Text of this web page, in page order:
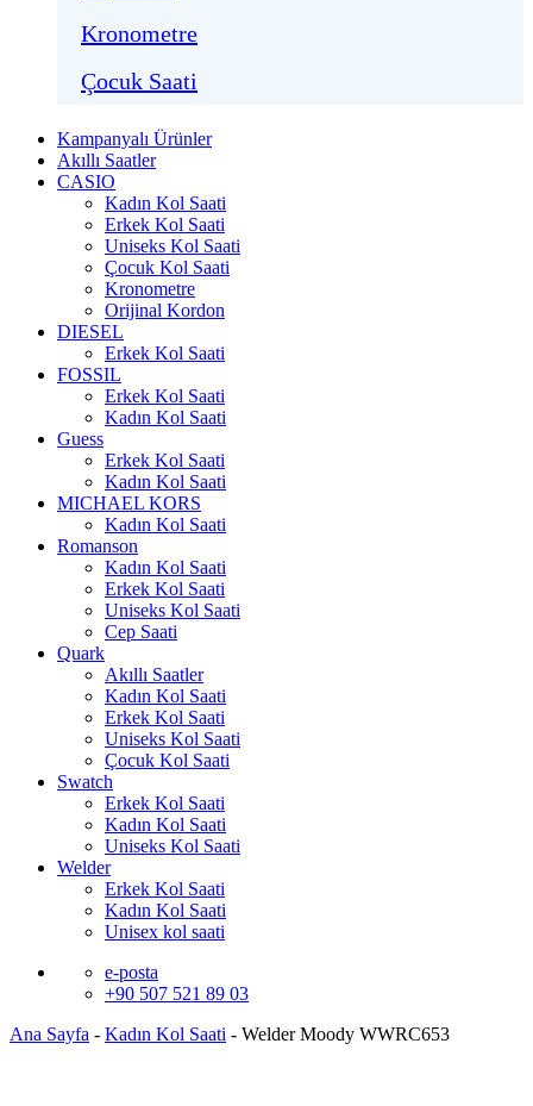
Kronometre
Çocuk Saati
Kampanyalı Ürünler
Akıllı Saatler
CASIO
Kadın Kol Saati
Erkek Kol Saati
Uniseks Kol Saati
Çocuk Kol Saati
Kronometre
Orijinal Kordon
DIESEL
Erkek Kol Saati
FOSSIL
Erkek Kol Saati
Kadın Kol Saati
Guess
Erkek Kol Saati
Kadın Kol Saati
MICHAEL KORS
Kadın Kol Saati
Romanson
Kadın Kol Saati
Erkek Kol Saati
Uniseks Kol Saati
Cep Saati
Quark
Akıllı Saatler
Kadın Kol Saati
Erkek Kol Saati
Uniseks Kol Saati
Çocuk Kol Saati
Swatch
Erkek Kol Saati
Kadın Kol Saati
Uniseks Kol Saati
Welder
Erkek Kol Saati
Kadın Kol Saati
Unisex kol saati
e-posta
+90 507 521 89 03
Ana Sayfa - Kadın Kol Saati - Welder Moody WWRC653